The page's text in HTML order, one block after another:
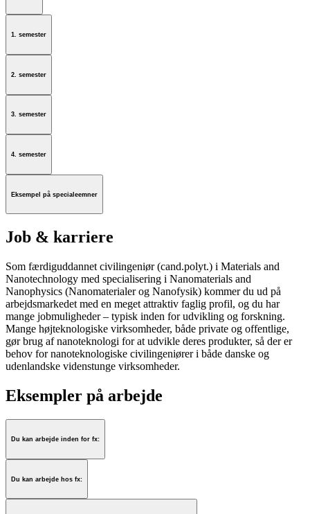
1. semester
2. semester
3. semester
4. semester
Eksempel på specialeemner
Job & karriere
Som færdiguddannet civilingeniør (cand.polyt.) i Materials and
Nanotechnology med specialisering i Nanomaterials and
Nanophysics (Nanomaterialer og Nanofysik) kommer du ud på
arbejdsmarkedet med en meget attraktiv faglig profil, og du har
mange jobmuligheder – typisk inden for udvikling og forskning.
Mange højteknologiske virksomheder, både private og offentlige,
gør brug af nanoteknologi for at udvikle deres produkter, så der er
behov for nanoteknologiske civilingeniører i både danske og
udenlandske videnstunge virksomheder.
Eksempler på arbejde
Du kan arbejde inden for fx:
Du kan arbejde hos fx: